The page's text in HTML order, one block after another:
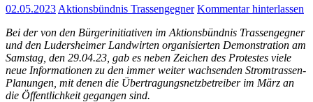
02.05.2023 Aktionsbündnis Trassengegner Kommentar hinterlassen
Bei der von den Bür­ger­initia­ti­ven im Akti­ons­bünd­nis Tras­sen­geg­ner
und den Luders­hei­mer Land­wir­ten orga­ni­sier­ten Demons­tra­ti­on am
Sams­tag, den 29.04.23, gab es neben Zei­chen des Pro­tes­tes vie­le
neue Infor­ma­tio­nen zu den immer wei­ter wach­sen­den Strom­tras­sen-
Pla­nun­gen, mit denen die Über­tra­gungs­netz­be­trei­ber im März an
die Öffent­lich­keit gegan­gen sind.